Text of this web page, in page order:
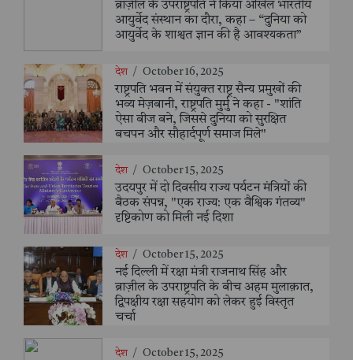
ब्राज़ील के उपराष्ट्रपति ने किया अखिल भारतीय
आयुर्वेद संस्थान का दौरा, कहा – “दुनिया को
आयुर्वेद के शाश्वत ज्ञान की है आवश्यकता”
देश / October 16, 2025
राष्ट्रपति भवन में संयुक्त राष्ट्र सैन्य प्रमुखों की
भव्य मेज़बानी, राष्ट्रपति मुर्मु ने कहा - "शांति
ऐसा बीज बने, जिससे दुनिया को सुरक्षित
बचपन और सौहार्दपूर्ण समाज मिले"
देश / October 15, 2025
उदयपुर में दो दिवसीय राज्य पर्यटन मंत्रियों की
बैठक संपन्न, "एक राज्य: एक वैश्विक गंतव्य"
दृष्टिकोण को मिली नई दिशा
देश / October 15, 2025
नई दिल्ली में रक्षा मंत्री राजनाथ सिंह और
ब्राज़ील के उपराष्ट्रपति के बीच अहम मुलाक़ात,
द्विपक्षीय रक्षा सहयोग को लेकर हुई विस्तृत
चर्चा
देश / October 15, 2025